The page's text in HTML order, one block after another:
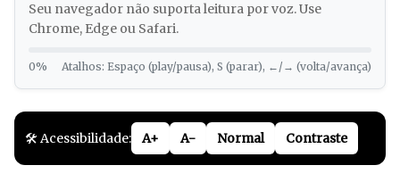
Seu navegador não suporta leitura por voz. Use
Chrome, Edge ou Safari.
0% Atalhos: Espaço (play/pausa), S (parar), ←/→ (volta/avança)
🛠️ Acessibilidade: A+ A- Normal Contraste